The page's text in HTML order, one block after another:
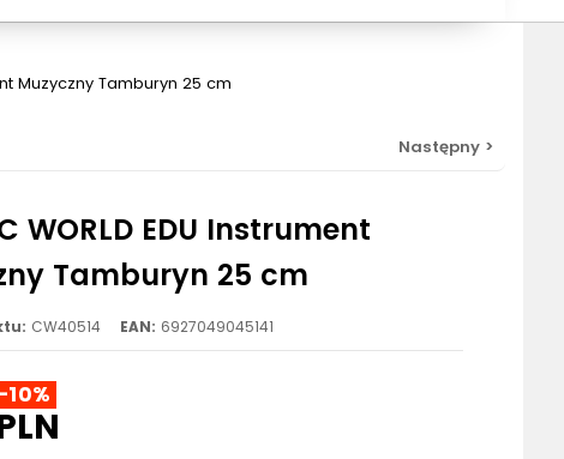
Muzyczny Tamburyn 25 cm
Następny >
WORLD EDU Instrument
Tamburyn 25 cm
CW40514 EAN: 6927049045141
-10%